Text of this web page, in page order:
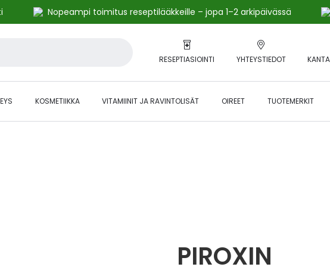
Nopeampi toimitus reseptilääkkeille – jopa 1–2 arkipäivässä
RESEPTIASIOINTI YHTEYSTIEDOT
KOSMETIIKKA VITAMIINIT JA RAVINTOLISÄT OIREET TUOTEMERKIT
PIROXIN